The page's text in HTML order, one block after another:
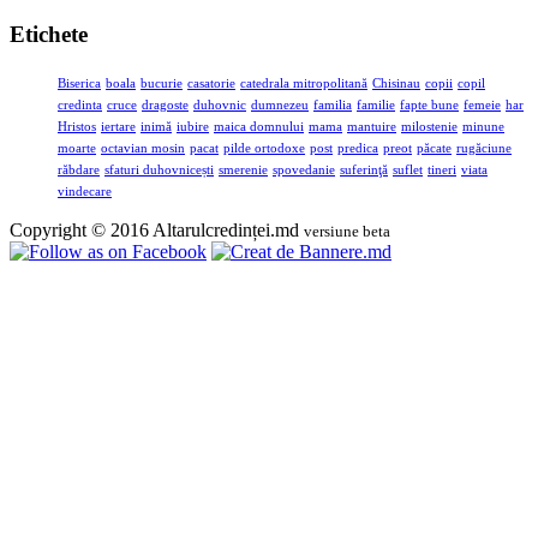
Etichete
Biserica boala bucurie casatorie catedrala mitropolitană Chisinau copii copil
credinta cruce dragoste duhovnic dumnezeu familia familie fapte bune femeie har
Hristos iertare inimă iubire maica domnului mama mantuire milostenie minune
moarte octavian mosin pacat pilde ortodoxe post predica preot păcate rugăciune
răbdare sfaturi duhovnicești smerenie spovedanie suferinţă suflet tineri viata
vindecare
Copyright © 2016 Altarulcredinței.md versiune beta